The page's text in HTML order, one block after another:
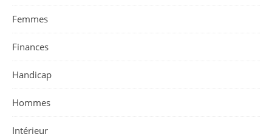
Femmes
Finances
Handicap
Hommes
Intérieur